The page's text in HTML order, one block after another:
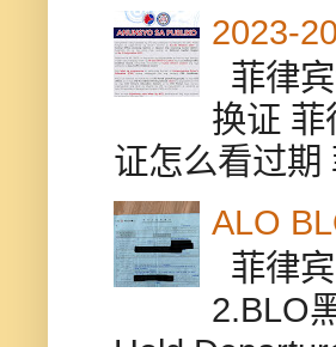
2023-
菲律
换证 菲
证怎么看过
ALO
菲律
2.BLO